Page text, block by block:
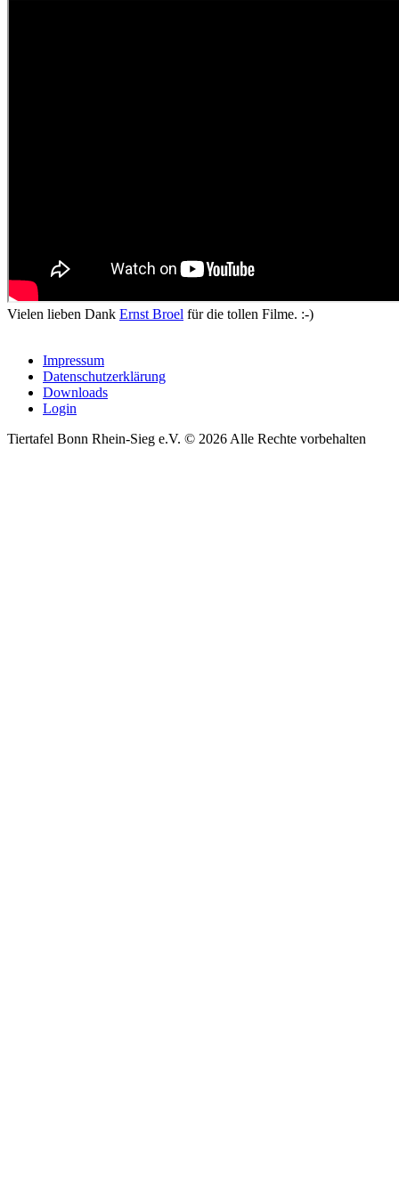
Vielen lieben Dank Ernst Broel für die tollen Filme. :-)
Impressum
Datenschutzerklärung
Downloads
Login
Tiertafel Bonn Rhein-Sieg e.V. © 2026 Alle Rechte vorbehalten